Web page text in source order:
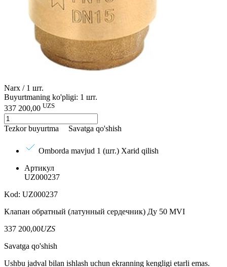
Narx / 1 шт.
Buyurtmaning ko'pligi: 1 шт.
337 200,00 UZS
Tezkor buyurtma Savatga qo'shish
Omborda mavjud 1 (шт.) Xarid qilish
Артикул
UZ000237
Kod: UZ000237
Клапан обратный (латунный сердечник) Ду 50 MVI
337 200,00UZS
Savatga qo'shish
Ushbu jadval bilan ishlash uchun ekranning kengligi etarli emas.